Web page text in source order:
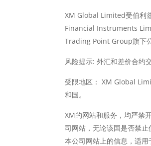
XM Global Limited受伯利
Financial Instruments
Trading Point Group旗下公
风险提示: 外汇和差价合约
受限地区： XM Global
和国。
XM的网站和服务，均严禁
司网站，无论该国是否禁
本公司网站上的信息，适